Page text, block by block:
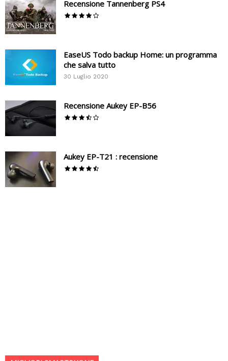
Recensione Tannenberg PS4
EaseUS Todo backup Home: un programma
che salva tutto
30 Luglio 2020
Recensione Aukey EP-B56
Aukey EP-T21 : recensione